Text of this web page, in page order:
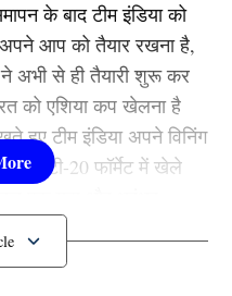
के बाद टीम इंडिया को
आप को तैयार रखना है,
अभी से ही तैयारी शुरू कर
को एशिया कप खेलना है
हुए टीम इंडिया अपने विनिंग
टी-20 फॉर्मेट में खेले
बूढ़े खिलाड़ियों की भी टीम